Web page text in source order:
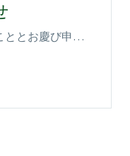
ととお慶び申…